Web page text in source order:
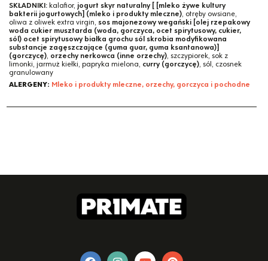
SKŁADNIKI: kalafior, jogurt skyr naturalny [ [mleko żywe kultury
bakterii jogurtowych] (mleko i produkty mleczne), otręby owsiane,
oliwa z oliwek extra virgin, sos majonezowy wegański [olej rzepakowy
woda cukier musztarda (woda, gorczyca, ocet spirytusowy, cukier,
sól) ocet spirytusowy białka grochu sól skrobia modyfikowana
substancje zagęszczające (guma guar, guma ksantanowa)]
(gorczycę), orzechy nerkowca (inne orzechy), szczypiorek, sok z
limonki, jarmuż kiełki, papryka mielona, curry (gorczycę), sól, czosnek
granulowany
ALERGENY: Mleko i produkty mleczne, orzechy, gorczyca i pochodne